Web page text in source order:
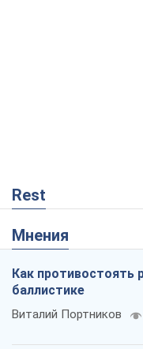
Rest
Мнения
Как противостоять
баллистике
Виталий Портников